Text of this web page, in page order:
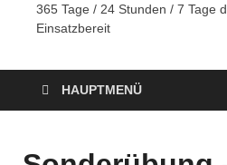
365 Tage / 24 Stunden / 7 Tage
Einsatzbereit
HAUPTMENÜ